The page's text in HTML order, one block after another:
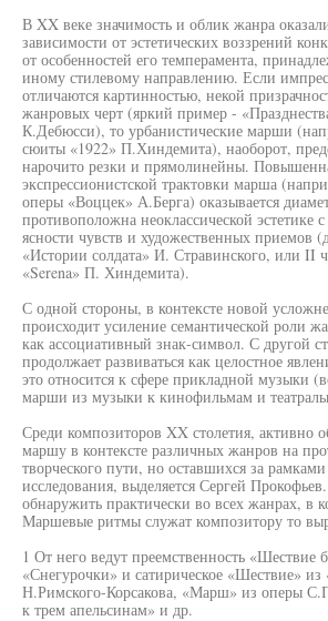
В XX веке значимость и облик жанра
зависимости от эстетических воззрений
от особенностей его темперамента,
иному стилевому направлению. Если
отличаются картинностью, некой
жанровых черт (яркий пример -
К.Дебюсси), то урбанистические марши
сюиты «1922» П.Хиндемита), наоборот,
нарочито резки и прямолинейны.
экспрессионистской трактовки марша
оперы «Воццек» А.Берга) оказывается
противоположна неоклассической эстетике
ясности чувств и художественных приемов
«Истории солдата» И. Стравинского, или II
«Serena» П. Хиндемита).
С одной стороны, в контексте новой
происходит усиление семантической роли
как ассоциативный знак-символ. С другой
продолжает развиваться как целостное
это относится к сфере прикладной музыки
марши из музыки к кинофильмам и
Среди композиторов XX столетия, активно
маршу в контексте различных жанров на
творческого пути, но оставшихся за
исследования, выделяется Сергей
обнаружить практически во всех жанрах, в
Маршевые ритмы служат композитору то
1 От него ведут преемственность «Шествие
«Снегурочки» и сатирическое «Шествие» из
Н.Римского-Корсакова, «Марш» из оперы
к трем апельсинам» и др.